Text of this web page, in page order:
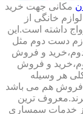
مکانی جهت خرید
خانگی از
داشته است.این
دست دوم مثل
و فروش
و فروش
هر وسیله
فروش هم می باشد
ترین
خدمات سمساری